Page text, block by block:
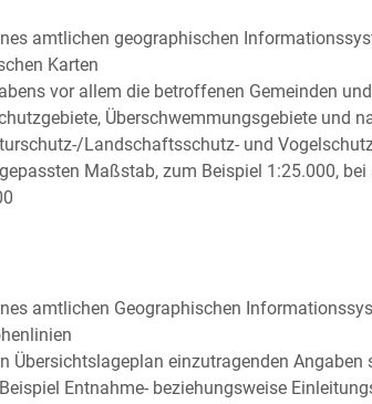
amtlichen geographischen
Karten
vor allem die betroffenen Gemeinden
Überschwemmungsgebiete und
Landschaftsschutz- und
Maßstab, zum Beispiel 1:25.000, bei
amtlichen Geographischen
Übersichtslageplan einzutragenden Angaben
Entnahme- beziehungsweise